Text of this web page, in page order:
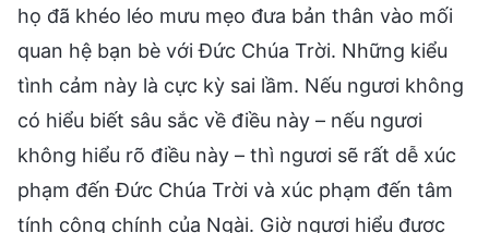
họ đã khéo léo mưu mẹo đưa bản thân vào mối
quan hệ bạn bè với Đức Chúa Trời. Những kiểu
tình cảm này là cực kỳ sai lầm. Nếu ngươi không
có hiểu biết sâu sắc về điều này – nếu ngươi
không hiểu rõ điều này – thì ngươi sẽ rất dễ xúc
phạm đến Đức Chúa Trời và xúc phạm đến tâm
tính công chính của Ngài. Giờ ngươi hiểu được